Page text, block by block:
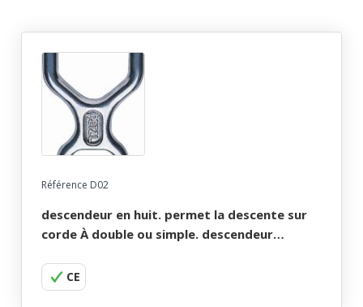
Référence D02
descendeur en huit. permet la descente sur
corde À double ou simple. descendeur
CE